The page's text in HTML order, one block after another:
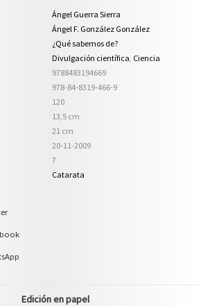
Ángel Guerra Sierra
Ángel F. González González
¿Qué sabemos de?
Divulgación científica Ciencia
9788483194669
978-84-8319-466-9
120
13,5 cm
21 cm
20-11-2009
7
Catarata
Edición en papel